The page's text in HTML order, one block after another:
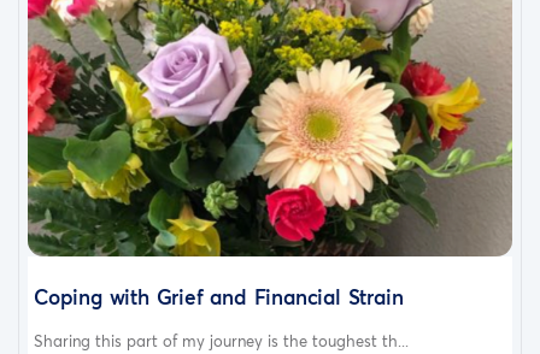
Coping with Grief and Financial Strain
Sharing this part of my journey is the toughest th...